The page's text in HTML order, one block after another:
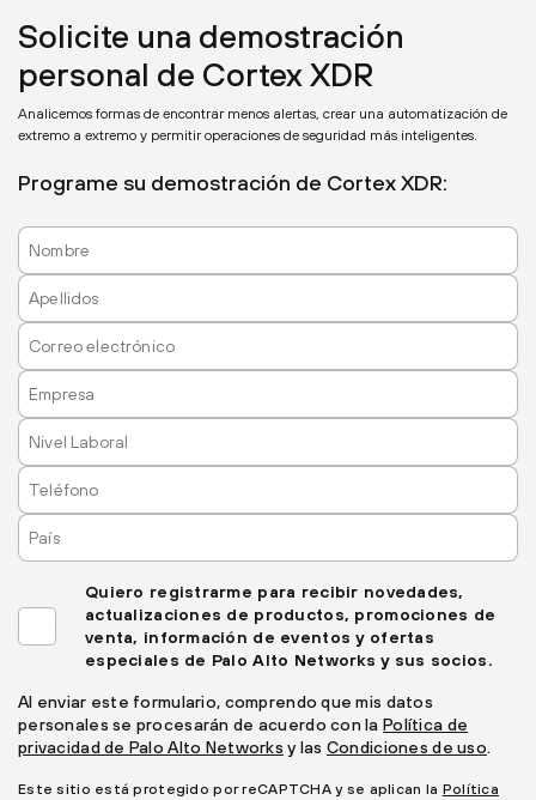
Solicite una demostración
personal de Cortex XDR
Analicemos formas de encontrar menos alertas, crear una automatización de
extremo a extremo y permitir operaciones de seguridad más inteligentes.
Programe su demostración de Cortex XDR:
Quiero registrarme para recibir novedades,
actualizaciones de productos, promociones de
venta, información de eventos y ofertas
especiales de Palo Alto Networks y sus socios.
Al enviar este formulario, comprendo que mis datos
personales se procesarán de acuerdo con laPolítica de
privacidad de Palo Alto Networks y las Condiciones de uso.
Este sitio está protegido por reCAPTCHA y se aplican la Política